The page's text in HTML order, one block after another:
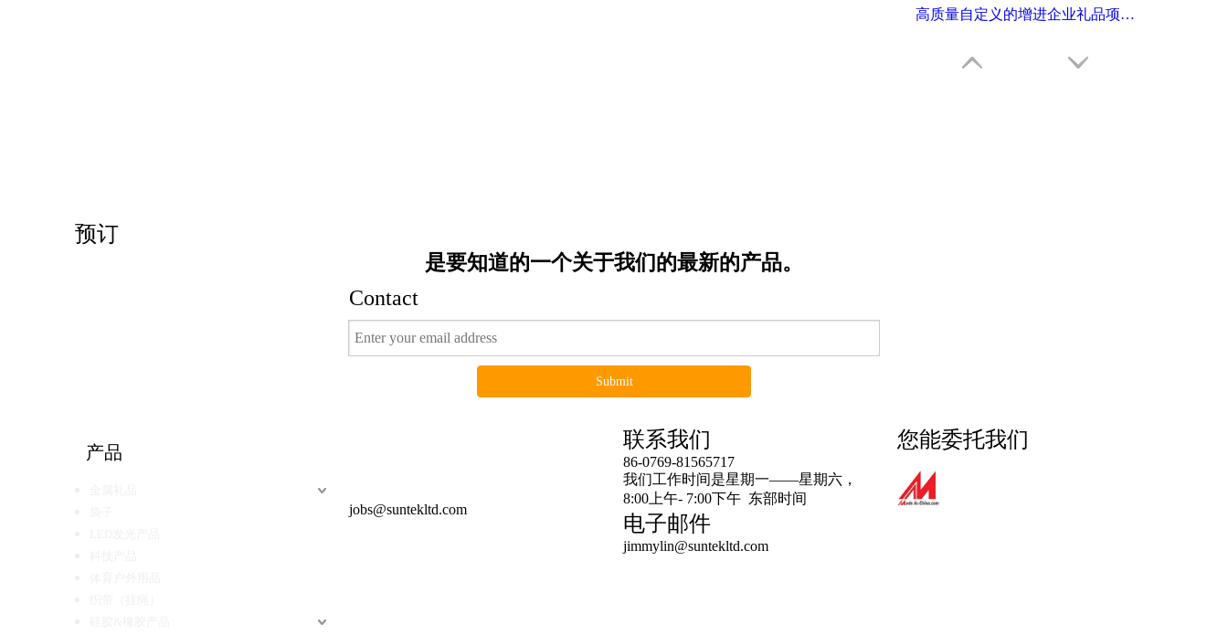
高质量自定义的增进企业礼品项目咖啡杯
预订
是要知道的一个关于我们的最新的产品。
Contact
Submit
产品
jobs@suntekltd.com
联系我们
86-0769-81565717
我们工作时间是星期一——星期六，
8:00上午- 7:00下午 东部时间
电子邮件
jimmylin@suntekltd.com
您能委托我们